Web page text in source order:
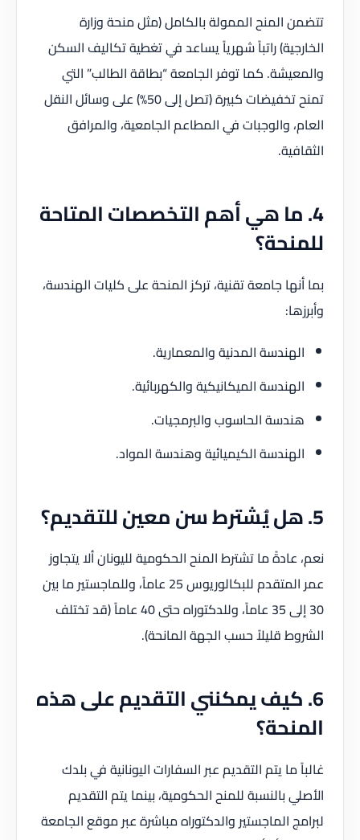
تتضمن المنح الممولة بالكامل (مثل منحة وزارة
الخارجية) راتباً شهرياً يساعد في تغطية تكاليف السكن
والمعيشة. كما توفر الجامعة “بطاقة الطالب” التي
تمنح تخفيضات كبيرة (تصل إلى 50%) على وسائل النقل
العام، والوجبات في المطاعم الجامعية، والمرافق
الثقافية.
4. ما هي أهم التخصصات المتاحة
للمنحة؟
بما أنها جامعة تقنية، تركز المنحة على كليات الهندسة،
وأبرزها:
الهندسة المدنية والمعمارية.
الهندسة الميكانيكية والكهربائية.
هندسة الحاسوب والبرمجيات.
الهندسة الكيميائية وهندسة المواد.
5. هل يُشترط سن معين للتقديم؟
نعم، عادةً ما تشترط المنح الحكومية لليونان ألا يتجاوز
عمر المتقدم للبكالوريوس 25 عاماً، وللماجستير ما بين
30 إلى 35 عاماً، وللدكتوراه حتى 40 عاماً (قد تختلف
الشروط قليلاً حسب الجهة المانحة).
6. كيف يمكنني التقديم على هذه
المنحة؟
غالباً ما يتم التقديم عبر السفارات اليونانية في بلدك
الأصلي بالنسبة للمنح الحكومية، بينما يتم التقديم
لبرامج الماجستير والدكتوراه مباشرة عبر موقع الجامعة